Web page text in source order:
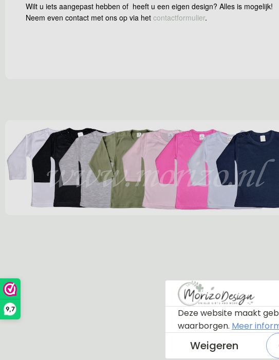
9,7
Wilt u iets aangepast hebben of heeft u een eigen design? Alles is mogelijk!
Neem even contact met ons op via het contactformulier.
Deze website maakt
waarborgen. Meer
Weigeren